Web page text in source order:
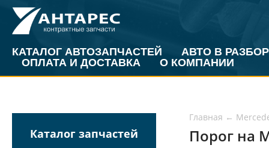
КАТАЛОГ АВТОЗАПЧАСТЕЙ
АВТО В РАЗБОР
ОПЛАТА И ДОСТАВКА
О КОМПАНИИ
Каталог запчастей
Главная ←
Порог на